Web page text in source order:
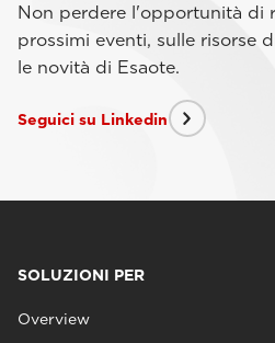
Non perdere l'opportunità di
prossimi eventi, sulle risorse
le novità di Esaote.
Seguici su Linkedin
SOLUZIONI PER
Overview